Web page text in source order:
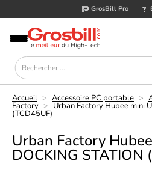
GrosBill Pro
Accueil > Accessoire PC portable >
Factory > Urban Factory Hubee mini
(TCD45UF)
Urban Factory
DOCKING STATION